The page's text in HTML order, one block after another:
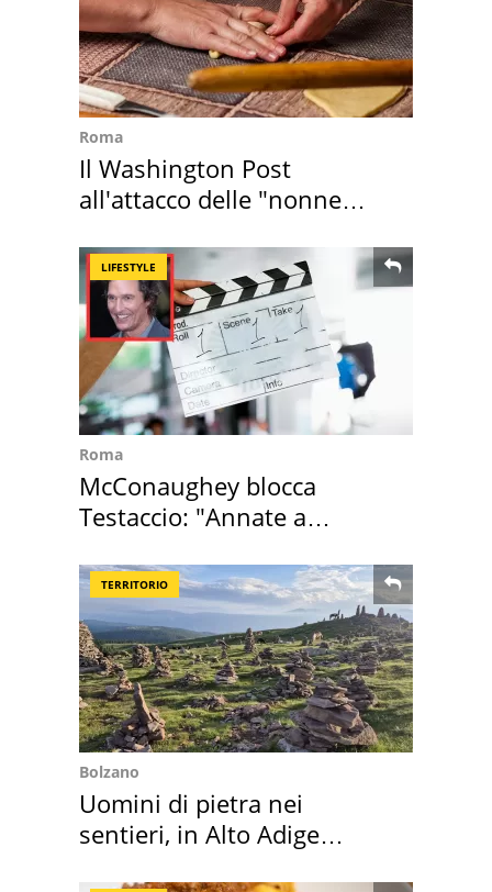
Roma
Il Washington Post
all'attacco delle "nonne
LIFESTYLE
Roma
McConaughey blocca
Testaccio: "Annate a
TERRITORIO
Bolzano
Uomini di pietra nei
sentieri, in Alto Adige